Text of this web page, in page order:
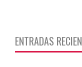
ENTRADAS